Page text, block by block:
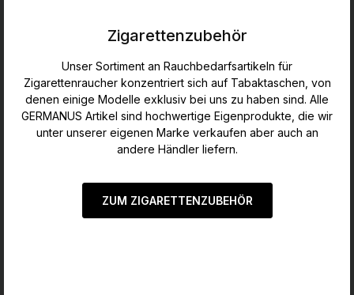
Zigarettenzubehör
Unser Sortiment an Rauchbedarfsartikeln für
Zigarettenraucher konzentriert sich auf Tabaktaschen, von
denen einige Modelle exklusiv bei uns zu haben sind. Alle
GERMANUS Artikel sind hochwertige Eigenprodukte, die wir
unter unserer eigenen Marke verkaufen aber auch an
andere Händler liefern.
ZUM ZIGARETTENZUBEHÖR